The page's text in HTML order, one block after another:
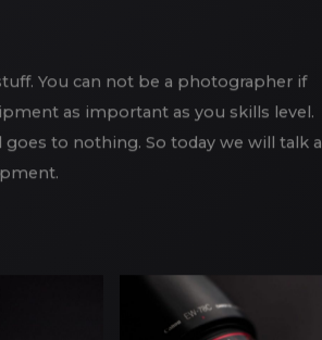
You can not be a photographer if
as important as you skills level.
to nothing. So today we will talk a